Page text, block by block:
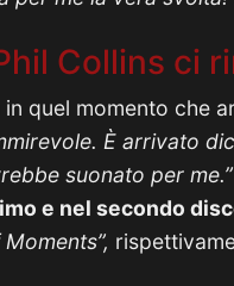
Collins ci
in quel momento che
È arrivato
suonato per
e nel secondo
Moments”,